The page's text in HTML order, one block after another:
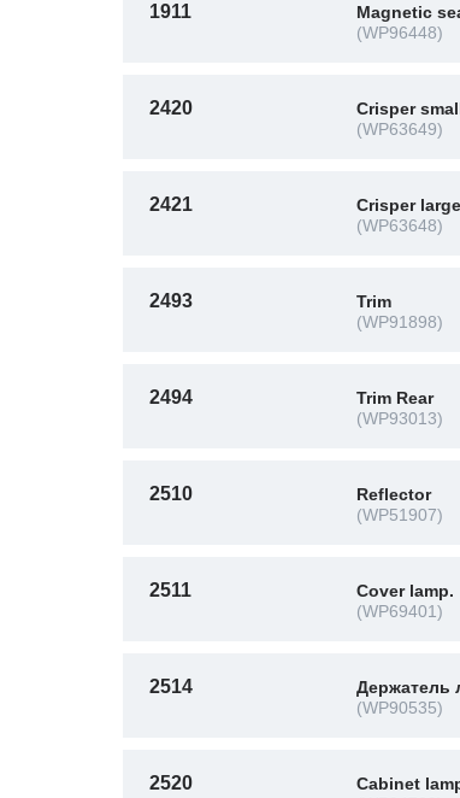
1911
Magnetic
(WP96448)
2420
Crisper
(WP63649)
2421
Crisper large
(WP63648)
2493
Trim
(WP91898)
2494
Trim Rear
(WP93013)
2510
Reflector
(WP51907)
2511
Cover lamp.
(WP69401)
2514
Держатель
(WP90535)
2520
Cabinet